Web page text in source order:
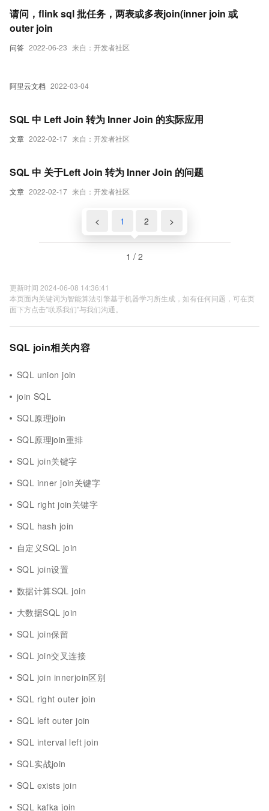
问答 2022-06-23 来自：开发者社区
请问，flink sql 批任务，两表或多表join(inner join 或
outer join
阿里云文档 2022-03-04
文章 2022-02-17 来自：开发者社区
SQL 中 Left Join 转为 Inner Join 的实际应用
文章 2022-02-17 来自：开发者社区
SQL 中 关于Left Join 转为 Inner Join 的问题
< 1 2 >
1 / 2
更新时间 2024-06-08 14:36:41
本页面内关键词为智能算法引擎基于机器学习所生成，如有任何问题，可在页
面下方点击"联系我们"与我们沟通。
SQL join相关内容
SQL union join
join SQL
SQL原理join
SQL原理join重排
SQL join关键字
SQL inner join关键字
SQL right join关键字
SQL hash join
自定义SQL join
SQL join设置
数据计算SQL join
大数据SQL join
SQL join保留
SQL join交叉连接
SQL join innerjoin区别
SQL right outer join
SQL left outer join
SQL interval left join
SQL实战join
SQL exists join
SQL kafka join